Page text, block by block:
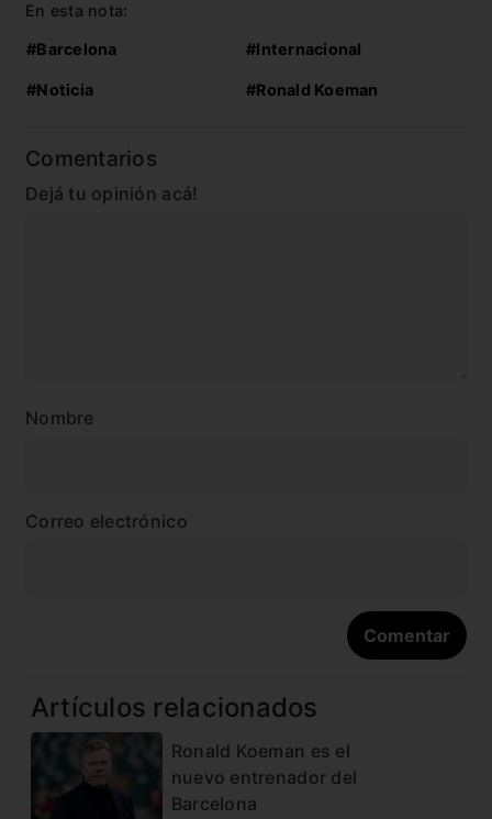
En esta nota:
#Barcelona #Internacional
#Noticia #Ronald Koeman
Comentarios
Dejá tu opinión acá!
Nombre
Correo electrónico
Artículos relacionados
Ronald Koeman es el
nuevo entrenador del
Barcelona